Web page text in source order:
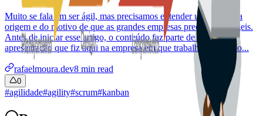
Muito se fala em ser ágil, mas precisamos entender um pouco da
origem e do motivo de que as grandes empresas precisam ser ágeis.
Antes de iniciar esse artigo, o conteúdo faz parte de uma
apresentação que fiz aqui na empresa em que trabalho. Eu inicio...
rafaelmoura.dev8 min read
0
#agilidade#agility#scrum#kanban